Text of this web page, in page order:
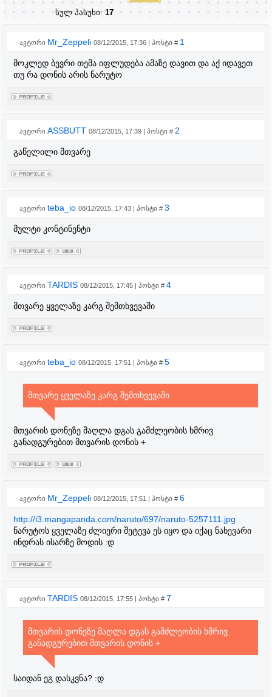
სულ პასუხი: 17
ავტორი Mr_Zeppeli 08/12/2015, 17:36 | პოსტი # 1
მოკლედ ბევრი თემა იფლუდება ამაზე დავით და აქ იდავეთ
თუ რა დონის არის ნარუტო
ავტორი ASSBUTT 08/12/2015, 17:39 | პოსტი # 2
გაწელილი მთვარე
ავტორი teba_io 08/12/2015, 17:43 | პოსტი # 3
მულტი კონტინენტი
ავტორი TARDIS 08/12/2015, 17:45 | პოსტი # 4
მთვარე ყველაზე კარგ შემთხვევაში
ავტორი teba_io 08/12/2015, 17:51 | პოსტი # 5
მთვარე ყველაზე კარგ შემთხვევაში
მთვარის დონეზე მაღლა დგას გამძლეობის ხმრივ
განადგურებით მთვარის დონის +
ავტორი Mr_Zeppeli 08/12/2015, 17:51 | პოსტი # 6
http://i3.mangapanda.com/naruto/697/naruto-5257111.jpg
ნარუტოს ყველაზე ძლიერი შეტევა ეს იყო და იქაც ნახევარი
ინდრას ისარზე მოდის :დ
ავტორი TARDIS 08/12/2015, 17:55 | პოსტი # 7
მთვარის დონეზე მაღლა დგას გამძლეობის ხმრივ
განადგურებით მთვარის დონის +
საიდან ეგ დასკვნა? :დ